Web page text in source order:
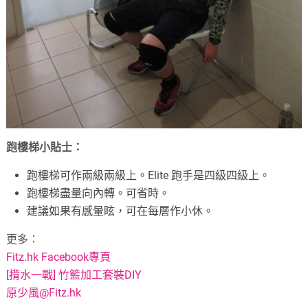
跑樓梯小貼士：
跑樓梯可作兩級兩級上。Elite 跑手是四級四級上。
跑樓梯盡量向內轉。可省時。
建議如果有感暈眩，可在每層作小休。
更多：
Fitz.hk Facebook專頁
[揹水一戰] 竹籃加工套裝DIY
原少風@Fitz.hk